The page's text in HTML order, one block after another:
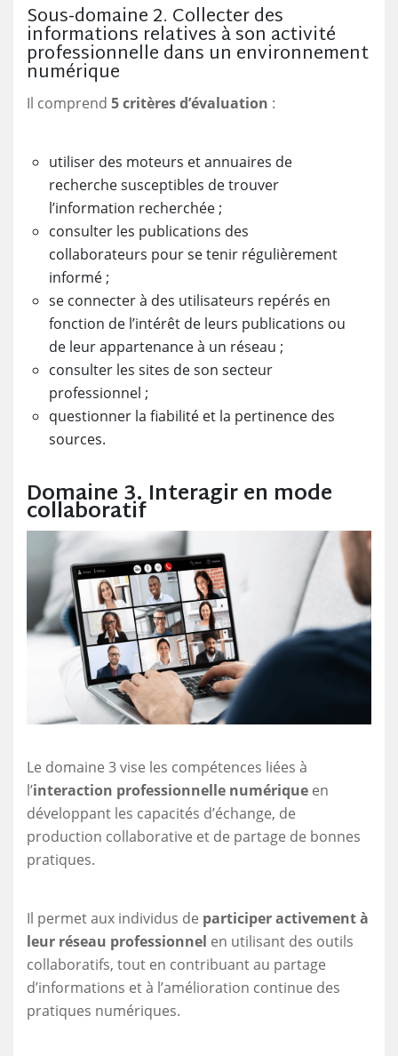
Sous-domaine 2. Collecter des
informations relatives à son activité
professionnelle dans un environnement
numérique
Il comprend 5 critères d’évaluation :
utiliser des moteurs et annuaires de
recherche susceptibles de trouver
l’information recherchée ;
consulter les publications des
collaborateurs pour se tenir régulièrement
informé ;
se connecter à des utilisateurs repérés en
fonction de l’intérêt de leurs publications ou
de leur appartenance à un réseau ;
consulter les sites de son secteur
professionnel ;
questionner la fiabilité et la pertinence des
sources.
Domaine 3. Interagir en mode
collaboratif
Le domaine 3 vise les compétences liées à
l’interaction professionnelle numérique en
développant les capacités d’échange, de
production collaborative et de partage de bonnes
pratiques.
Il permet aux individus de participer activement à
leur réseau professionnel en utilisant des outils
collaboratifs, tout en contribuant au partage
d’informations et à l’amélioration continue des
pratiques numériques.